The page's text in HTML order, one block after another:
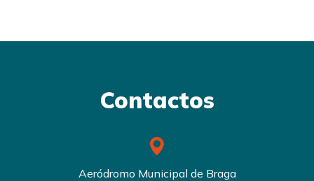
Contactos
Aeródromo Municipal de Braga